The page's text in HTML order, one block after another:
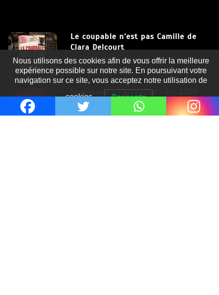
Le coupable n’est pas Camille de
Clara Delcourt
8 Juil 2026
Romances – l’actualité : été 2026
6 Juil 2026
Nous utilisons des cookies afin de vous offrir la meilleure
expérience possible sur notre site. En poursuivant votre
navigation sur ce site, vous acceptez notre utilisation de
cookies. J'accepte